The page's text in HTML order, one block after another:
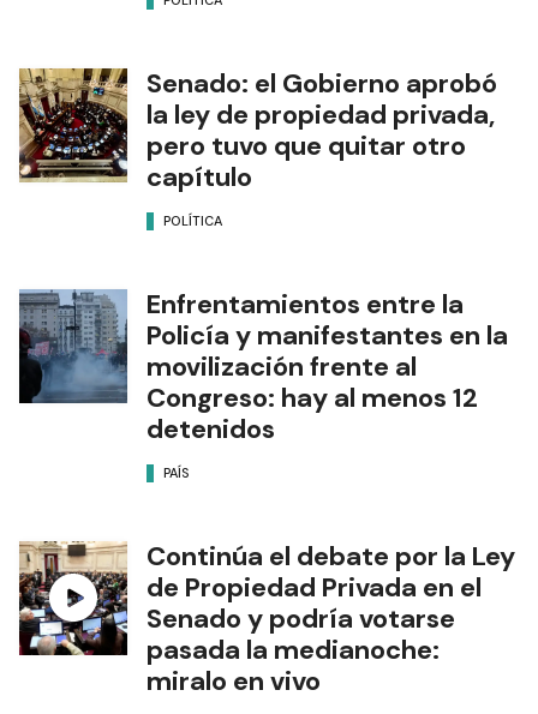
Senado: el Gobierno aprobó
la ley de propiedad privada,
pero tuvo que quitar otro
capítulo
POLÍTICA
Enfrentamientos entre la
Policía y manifestantes en la
movilización frente al
Congreso: hay al menos 12
detenidos
PAÍS
Continúa el debate por la Ley
de Propiedad Privada en el
Senado y podría votarse
pasada la medianoche:
miralo en vivo